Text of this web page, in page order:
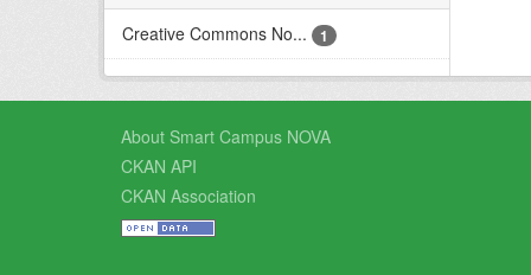
Creative Commons No...
1
About Smart Campus NOVA
CKAN API
CKAN Association